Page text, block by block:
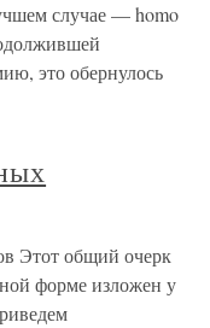
случае — homo
это обернулось
Этот общий очерк
форме изложен у